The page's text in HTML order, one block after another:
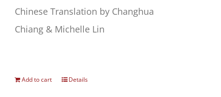
Chinese Translation by Changhua
Chiang & Michelle Lin
Add to cart Details